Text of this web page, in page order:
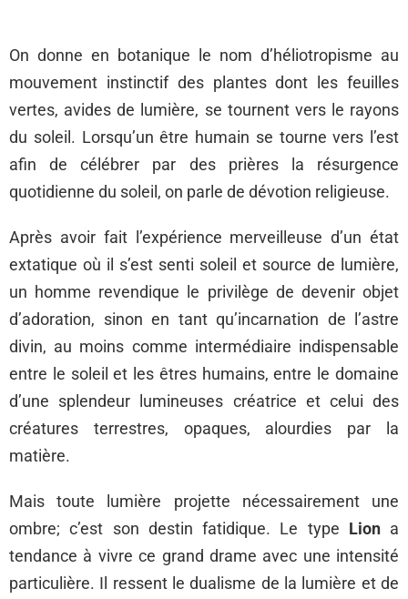
On donne en botanique le nom d’héliotropisme au
mouvement instinctif des plantes dont les feuilles
vertes, avides de lumière, se tournent vers le rayons
du soleil. Lorsqu’un être humain se tourne vers l’est
afin de célébrer par des prières la résurgence
quotidienne du soleil, on parle de dévotion religieuse.
Après avoir fait l’expérience merveilleuse d’un état
extatique où il s’est senti soleil et source de lumière,
un homme revendique le privilège de devenir objet
d’adoration, sinon en tant qu’incarnation de l’astre
divin, au moins comme intermédiaire indispensable
entre le soleil et les êtres humains, entre le domaine
d’une splendeur lumineuses créatrice et celui des
créatures terrestres, opaques, alourdies par la
matière.
Mais toute lumière projette nécessairement une
ombre; c’est son destin fatidique. Le type Liona
tendance à vivre ce grand drame avec une intensité
particulière. Il ressent le dualisme de la lumière et de